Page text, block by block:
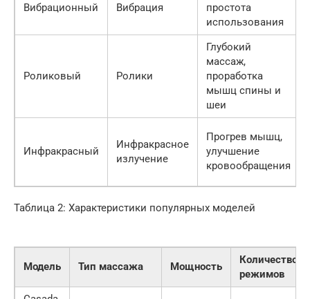
Вибрационный Вибрация
простота
использования
Роликовый Ролики
Глубокий
массаж,
проработка
мышц спины и
шеи
Инфракрасный
Инфракрасное
излучение
Прогрев мышц,
улучшение
кровообращения
Таблица 2: Характеристики популярных моделей
Модель Тип массажа Мощность
Количество
режимов